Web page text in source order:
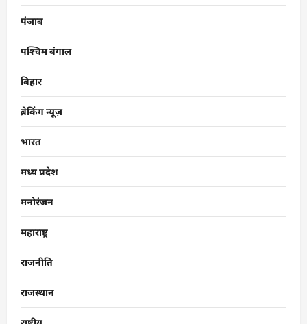
पंजाब
पश्चिम बंगाल
बिहार
ब्रेकिंग न्यूज़
भारत
मध्य प्रदेश
मनोरंजन
महाराष्ट्र
राजनीति
राजस्थान